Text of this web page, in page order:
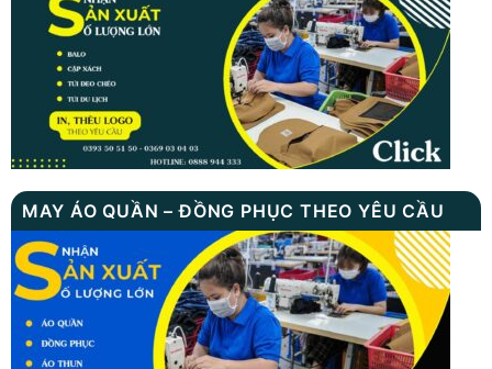
MAY ÁO QUẦN – ĐỒNG PHỤC THEO YÊU CẦU